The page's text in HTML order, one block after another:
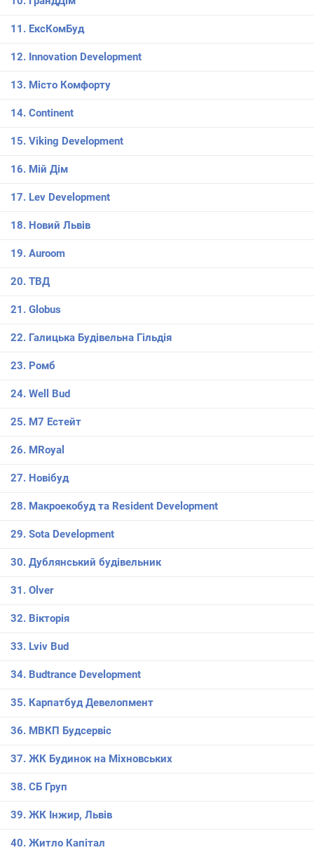
11. ЕксКомБуд
12. Innovation Development
13. Місто Комфорту
14. Continent
15. Viking Development
16. Мій Дім
17. Lev Development
18. Новий Львів
19. Auroom
20. ТВД
21. Globus
22. Галицька Будівельна Гільдія
23. Ромб
24. Well Bud
25. М7 Естейт
26. MRoyal
27. Новібуд
28. Макроекобуд та Resident Development
29. Sota Development
30. Дублянський будівельник
31. Olver
32. Вікторія
33. Lviv Bud
34. Budtrance Development
35. Карпатбуд Девелопмент
36. МВКП Будсервіс
37. ЖК Будинок на Міхновських
38. СБ Груп
39. ЖК Інжир, Львів
40. Житло Капітал